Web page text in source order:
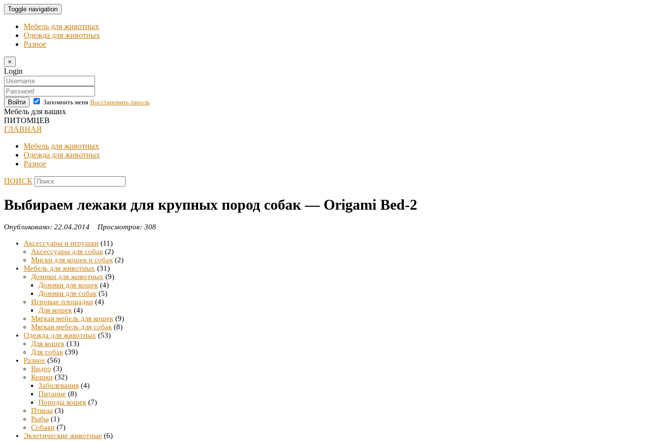
Toggle navigation
Мебель для животных
Одежда для животных
Разное
×
Login
Войти Запомнить меня Восстановить пароль
Мебель для ваших
ПИТОМЦЕВ
ГЛАВНАЯ
Мебель для животных
Одежда для животных
Разное
ПОИСК
Выбираем лежаки для крупных пород собак — Origami Bed-2
Опубликовано: 22.04.2014 Просмотров: 308
Аксессуары и игрушки (11)
Аксессуары для собак (2)
Миски для кошек и собак (2)
Мебель для животных (31)
Домики для животных (9)
Домики для кошек (4)
Домики для собак (5)
Игровые площадки (4)
Для кошек (4)
Мягкая мебель для кошек (9)
Мягкая мебель для собак (8)
Одежда для животных (53)
Для кошек (13)
Для собак (39)
Разное (56)
Видео (3)
Кошки (32)
Заболевания (4)
Питание (8)
Породы кошек (7)
Птицы (3)
Рыбы (1)
Собаки (7)
Экзотические животные (6)